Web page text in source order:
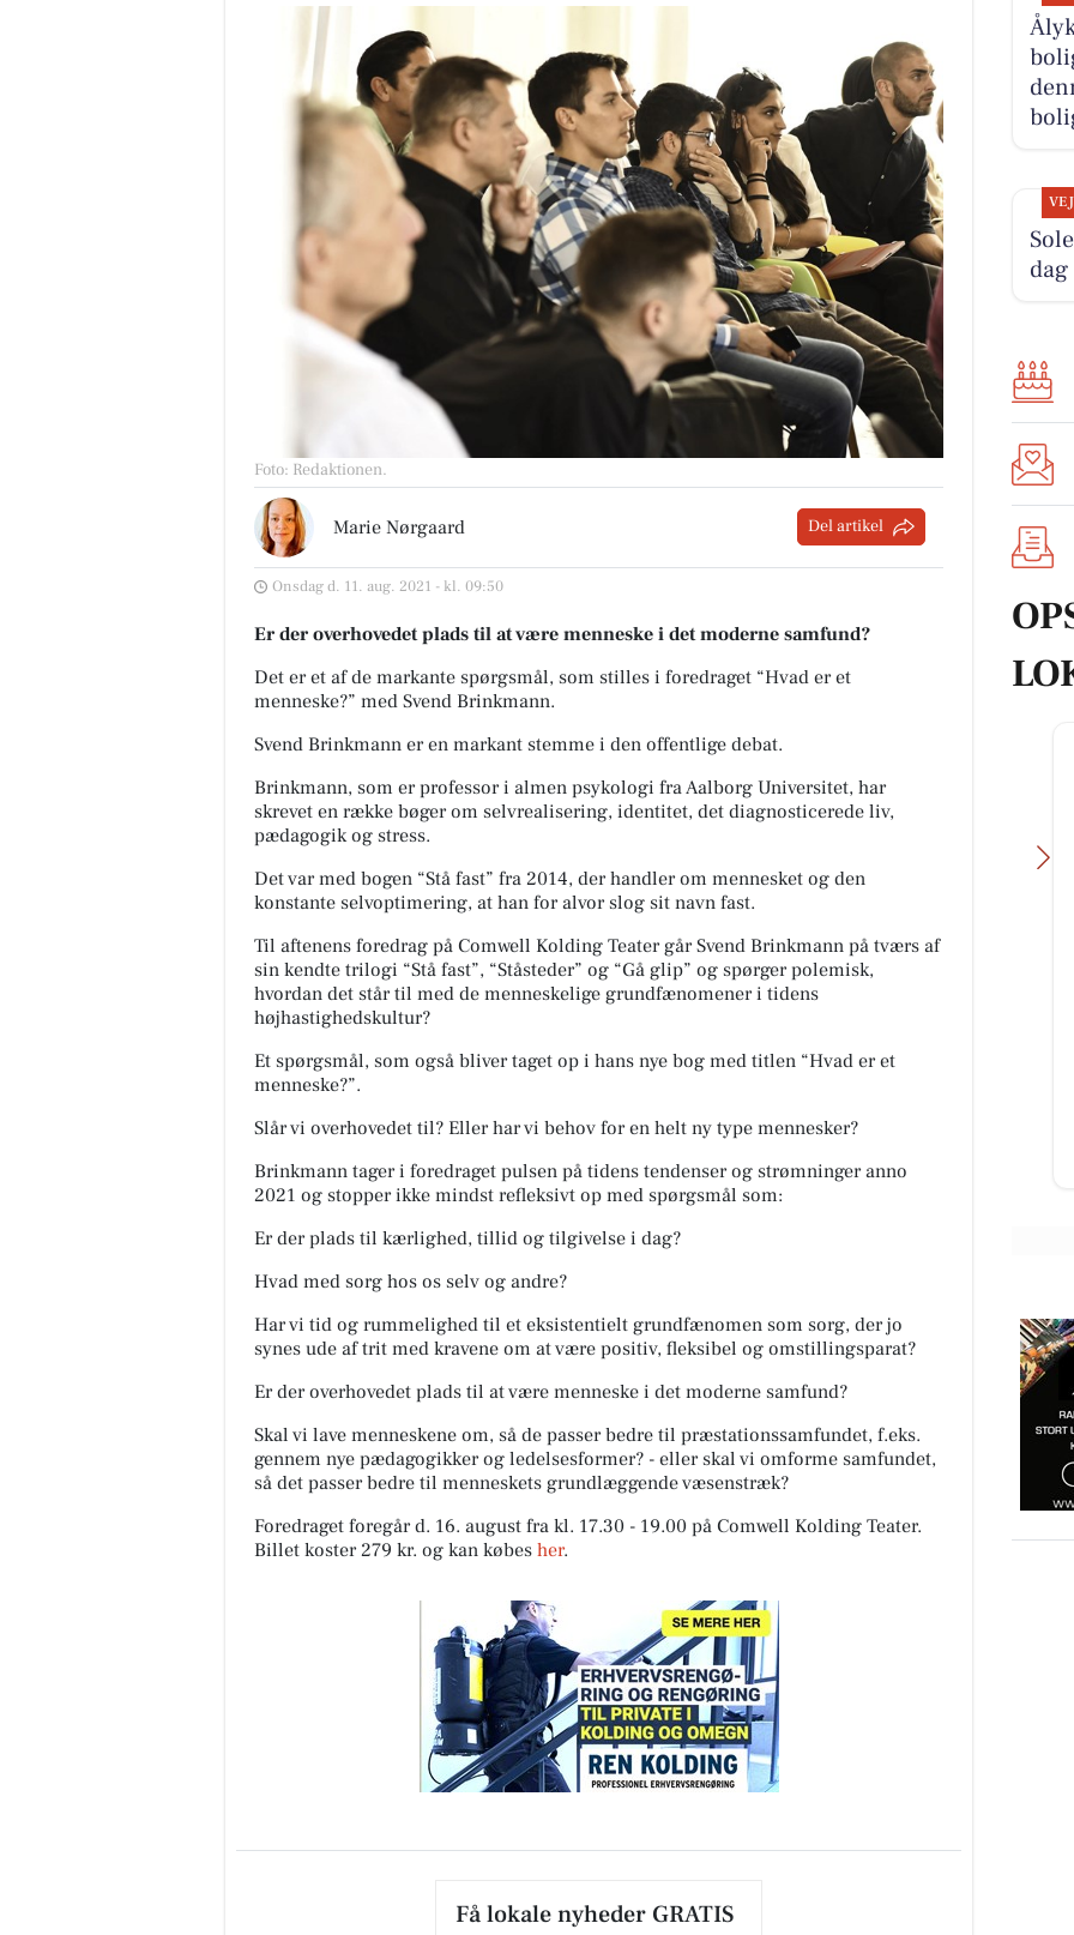
Foto: Redaktionen.
Marie Nørgaard Del artikel
Onsdag d. 11. aug. 2021 - kl. 09:50
Er der overhovedet plads til at være menneske i det moderne samfund?
Det er et af de markante spørgsmål, som stilles i foredraget “Hvad er et
menneske?” med Svend Brinkmann.
Svend Brinkmann er en markant stemme i den offentlige debat.
Brinkmann, som er professor i almen psykologi fra Aalborg Universitet, har
skrevet en række bøger om selvrealisering, identitet, det diagnosticerede liv,
pædagogik og stress.
Det var med bogen “Stå fast” fra 2014, der handler om mennesket og den
konstante selvoptimering, at han for alvor slog sit navn fast.
Til aftenens foredrag på Comwell Kolding Teater går Svend Brinkmann på tværs af
sin kendte trilogi “Stå fast”, “Ståsteder” og “Gå glip” og spørger polemisk,
hvordan det står til med de menneskelige grundfænomener i tidens
højhastighedskultur?
Et spørgsmål, som også bliver taget op i hans nye bog med titlen “Hvad er et
menneske?”.
Slår vi overhovedet til? Eller har vi behov for en helt ny type mennesker?
Brinkmann tager i foredraget pulsen på tidens tendenser og strømninger anno
2021 og stopper ikke mindst refleksivt op med spørgsmål som:
Er der plads til kærlighed, tillid og tilgivelse i dag?
Hvad med sorg hos os selv og andre?
Har vi tid og rummelighed til et eksistentielt grundfænomen som sorg, der jo
synes ude af trit med kravene om at være positiv, fleksibel og omstillingsparat?
Er der overhovedet plads til at være menneske i det moderne samfund?
Skal vi lave menneskene om, så de passer bedre til præstationssamfundet, f.eks.
gennem nye pædagogikker og ledelsesformer? - eller skal vi omforme samfundet,
så det passer bedre til menneskets grundlæggende væsenstræk?
Foredraget foregår d. 16. august fra kl. 17.30 - 19.00 på Comwell Kolding Teater.
Billet koster 279 kr. og kan købes her.
Få lokale nyheder GRATIS
dag
MediSkin
✨ Vi gentager succesen - ZO Skin
Health konsultationsdag hos
MediSkin✨ Mandag d. 31/8 får vi
igen besøg af søde Simone fra Z...
Åbn opslaget
Skousen Kolding
rart med løsninger, der bare
fungerer 👏 Lige nu kan du spare